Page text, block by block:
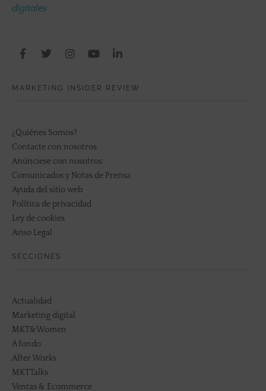
digitales
MARKETING INSIDER REVIEW
¿Quiénes Somos?
Contacte con nosotros
Anúnciese con nosotros
Comunicados y Notas de Prensa
Ayuda del sitio web
Política de privacidad
Ley de cookies
Aviso Legal
SECCIONES
Actualidad
Marketing digital
MKT&Women
A fondo
After Works
MKTTalks
Ventas & Ecommerce